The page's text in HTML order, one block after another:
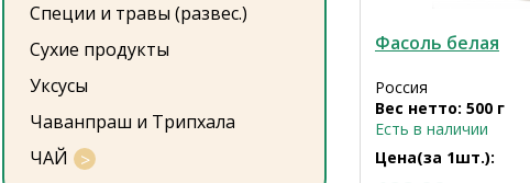
Специи и травы (развес.)
Сухие продукты
Уксусы
Чаванпраш и Трипхала
ЧАЙ
Фасоль белая
Россия
Вес нетто: 500 г
Есть в наличии
Цена(за 1шт.):